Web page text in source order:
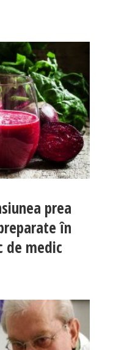
prea
în
de medic